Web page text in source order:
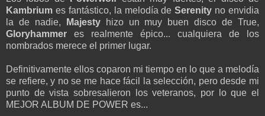
Kambrium es fantástico, la melodía deSerenity no envidia
la de nadie,
Majesty
hizo un muy buen disco de True,
Gloryhammer es realmente épico... cualquiera de los
nombrados merece el primer lugar.
Definitivamente ellos coparon mi tiempo en lo que a melodía
se refiere, y no se me hace fácil la selección, pero desde mi
punto de vista sobresalieron los veteranos, por lo que el
MEJOR ALBUM DE POWER es...